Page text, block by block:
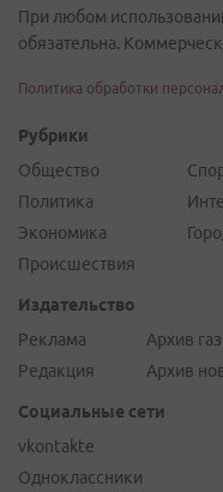
При любом
обязательна.
Политика обработки
Рубрики
Общество
Политика
Экономика
Происшествия
Издательство
Реклама
Редакция
Архив
Архив
Социальные сети
vkontakte
Одноклассники